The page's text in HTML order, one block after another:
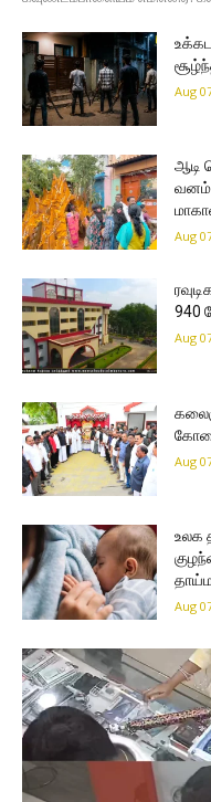
Aug
ஆடி
வனம்
Aug
940
Aug
Aug
உலக
Aug